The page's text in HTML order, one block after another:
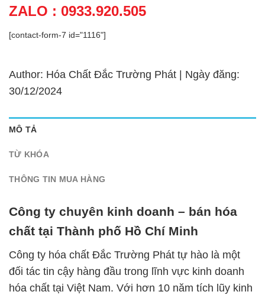
ZALO : 0933.920.505
[contact-form-7 id="1116"]
Author: Hóa Chất Đắc Trường Phát | Ngày đăng:
30/12/2024
MÔ TẢ
TỪ KHÓA
THÔNG TIN MUA HÀNG
Công ty chuyên kinh doanh – bán hóa
chất tại Thành phố Hồ Chí Minh
Công ty hóa chất Đắc Trường Phát tự hào là một
đối tác tin cậy hàng đầu trong lĩnh vực kinh doanh
hóa chất tại Việt Nam. Với hơn 10 năm tích lũy kinh